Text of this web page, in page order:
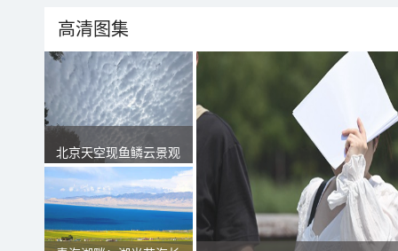
高清图集
北京天空现鱼鳞云景观